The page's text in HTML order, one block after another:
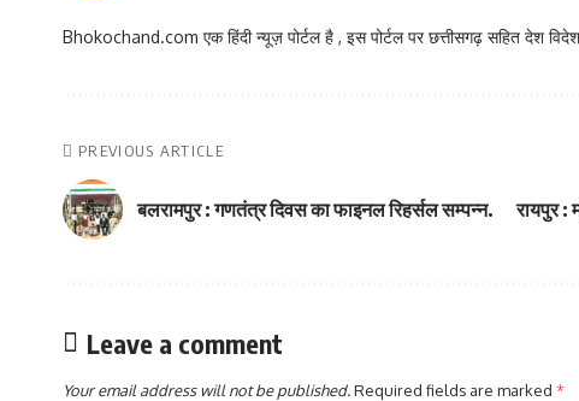
Bhokochand.com एक हिंदी न्यूज़ पोर्टल है , इस पोर्टल पर छत्तीसगढ़ सहित देश
PREVIOUS ARTICLE
बलरामपुर : गणतंत्र दिवस का फाइनल रिहर्सल सम्पन्न. रायपुर :
Leave a comment
Your email address will not be published.Required fields are marked *